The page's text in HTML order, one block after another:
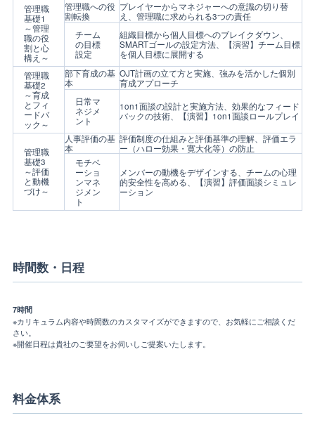
管理職
基礎1
～管理
職の役
割と心
構え～
管理職への役
割転換
プレイヤーからマネジャーへの意識の切り替
え、管理職に求められる3つの責任
チーム
の目標
設定
組織目標から個人目標へのブレイクダウン、
SMARTゴールの設定方法、【演習】チーム目標
を個人目標に展開する
管理職
基礎2
～育成
とフィ
ードバ
ック～
部下育成の基
本
OJT計画の立て方と実施、強みを活かした個別
育成アプローチ
日常マ
ネジメ
ント
1on1面談の設計と実施方法、効果的なフィード
バックの技術、【演習】1on1面談ロールプレイ
管理職
基礎3
～評価
と動機
づけ～
人事評価の基
本
評価制度の仕組みと評価基準の理解、評価エラ
ー（ハロー効果・寛大化等）の防止
モチベ
ーショ
ンマネ
ジメン
ト
メンバーの動機をデザインする、チームの心理
的安全性を高める、【演習】評価面談シミュレ
ーション
時間数・日程
7時間
※カリキュラム内容や時間数のカスタマイズができますので、お気軽にご相談くだ
さい。
※開催日程は貴社のご要望をお伺いしご提案いたします。
料金体系